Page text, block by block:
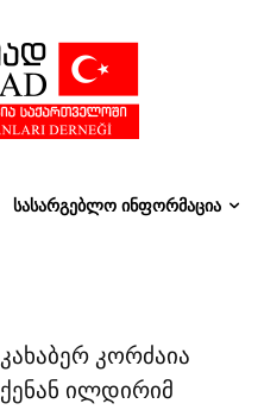
ᲡᲐᲡᲐᲠᲒᲔᲑᲚᲝ ᲘᲜᲤᲝᲠᲛᲐᲪᲘᲐ
კახაბერ კორძაია
ქენან ილდირიმ